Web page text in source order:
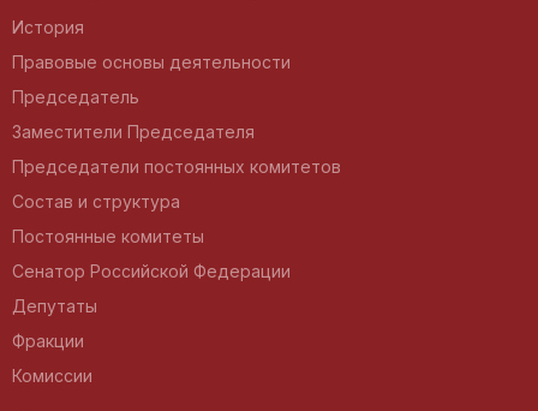
История
Правовые основы деятельности
Председатель
Заместители Председателя
Председатели постоянных комитетов
Состав и структура
Постоянные комитеты
Сенатор Российской Федерации
Депутаты
Фракции
Комиссии